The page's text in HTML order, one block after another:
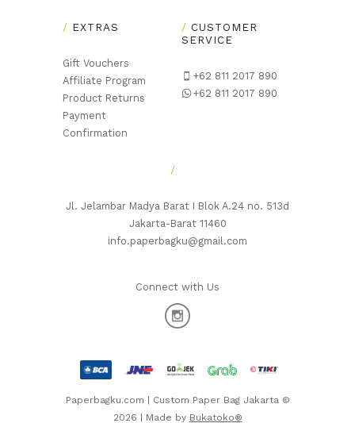
EXTRAS
Gift Vouchers
Affiliate Program
Product Returns
Payment
Confirmation
CUSTOMER
SERVICE
+62 811 2017 890
+62 811 2017 890
Jl. Jelambar Madya Barat I Blok A.24 no. 513d
Jakarta-Barat 11460
info.paperbagku@gmail.com
Connect with Us
Paperbagku.com | Custom Paper Bag Jakarta ©
2026 | Made by Bukatoko®